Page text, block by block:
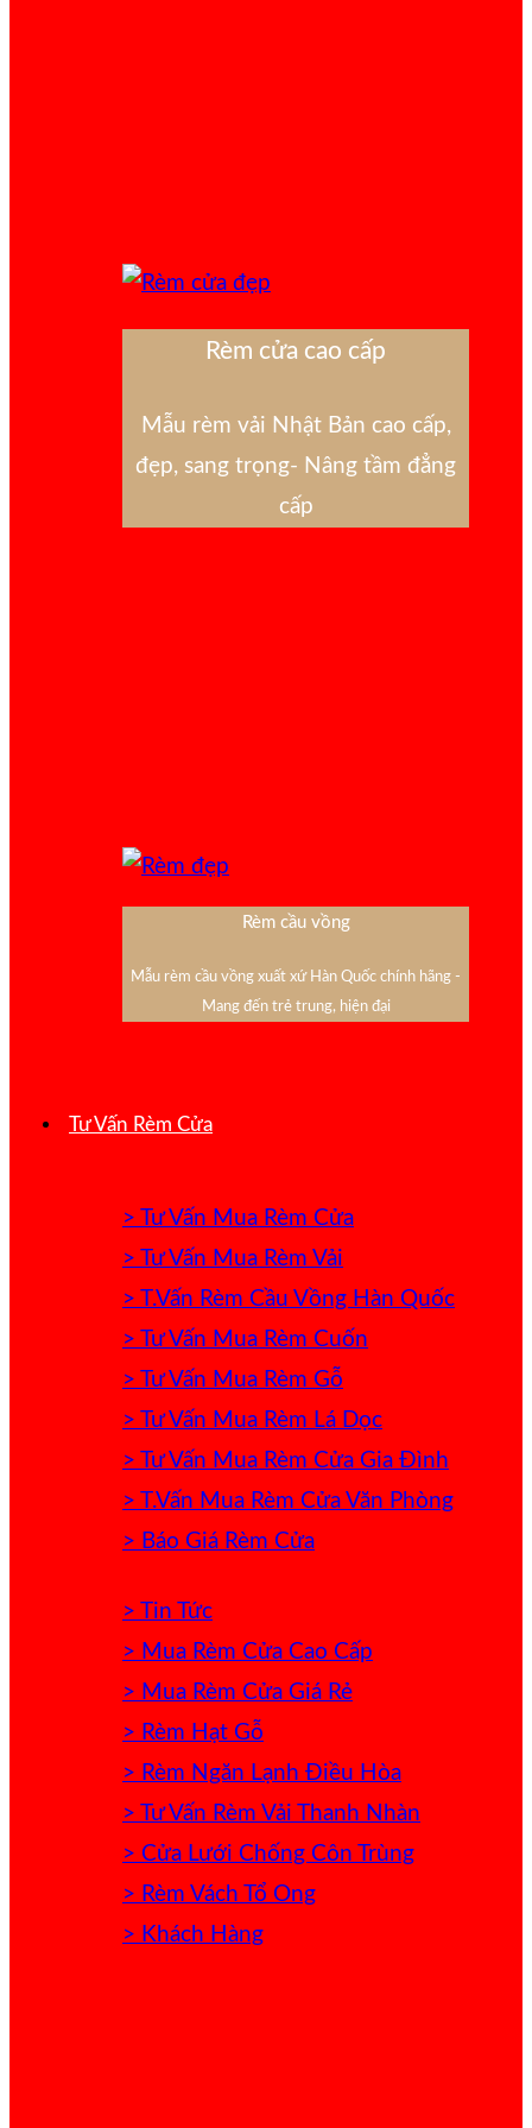
Rèm cửa cao cấp
Mẫu rèm vải Nhật Bản cao cấp,
đẹp, sang trọng- Nâng tầm đẳng
cấp
Rèm cầu vồng
Mẫu rèm cầu vồng xuất xứ Hàn Quốc chính hãng -
Mang đến trẻ trung, hiện đại
Tư Vấn Rèm Cửa
> Tư Vấn Mua Rèm Cửa
> Tư Vấn Mua Rèm Vải
> T.Vấn Rèm Cầu Vồng Hàn Quốc
> Tư Vấn Mua Rèm Cuốn
> Tư Vấn Mua Rèm Gỗ
> Tư Vấn Mua Rèm Lá Dọc
> Tư Vấn Mua Rèm Cửa Gia Đình
> T.Vấn Mua Rèm Cửa Văn Phòng
> Báo Giá Rèm Cửa
> Tin Tức
> Mua Rèm Cửa Cao Cấp
> Mua Rèm Cửa Giá Rẻ
> Rèm Hạt Gỗ
> Rèm Ngăn Lạnh Điều Hòa
> Tư Vấn Rèm Vải Thanh Nhàn
> Cửa Lưới Chống Côn Trùng
> Rèm Vách Tổ Ong
> Khách Hàng